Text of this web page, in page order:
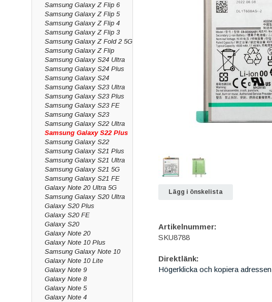
Samsung Galaxy Z Flip 6
Samsung Galaxy Z Flip 5
Samsung Galaxy Z Flip 4
Samsung Galaxy Z Flip 3
Samsung Galaxy Z Fold 2 5G
Samsung Galaxy Z Flip
Samsung Galaxy S24 Ultra
Samsung Galaxy S24 Plus
Samsung Galaxy S24
Samsung Galaxy S23 Ultra
Samsung Galaxy S23 Plus
Samsung Galaxy S23 FE
Samsung Galaxy S23
Samsung Galaxy S22 Ultra
Samsung Galaxy S22 Plus
Samsung Galaxy S22
Samsung Galaxy S21 Plus
Samsung Galaxy S21 Ultra
Samsung Galaxy S21 5G
Samsung Galaxy S21 FE
Galaxy Note 20 Ultra 5G
Samsung Galaxy S20 Ultra
Galaxy S20 Plus
Galaxy S20 FE
Galaxy S20
Galaxy Note 20
Galaxy Note 10 Plus
Samsung Galaxy Note 10
Galaxy Note 10 Lite
Galaxy Note 9
Galaxy Note 8
Galaxy Note 5
Galaxy Note 4
Lägg i önskelista
Artikelnummer:
SKU8788
Direktlänk:
Högerklicka och kopiera adressen